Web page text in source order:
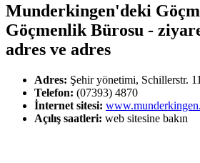
Munderkingen'deki
Göçmenlik Bürosu -
adres ve adres
Adres: Şehir yönetimi, Schillerstr.
Telefon: (07393) 4870
İnternet sitesi:
Açılış saatleri: web sitesine bakın